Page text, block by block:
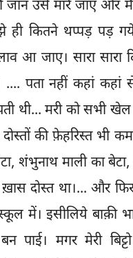
जान उसे मारे जाएं और
ही कितने थप्पड़ पड़
आ जाए। सारा सारा
पता नहीं कहां कहां
थी... मरी को सभी
की फ़ेहरिस्त भी
शंभुनाथ माली का
दोस्त था।... और
में। इसीलिये बाक़ी
पाई। मगर मेरी